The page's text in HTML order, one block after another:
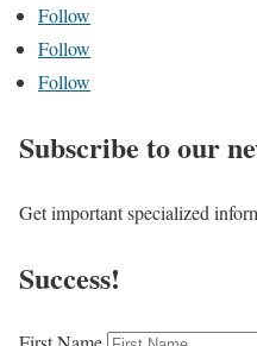
Follow
Follow
Follow
Subscribe to our
Get important specialized
Success!